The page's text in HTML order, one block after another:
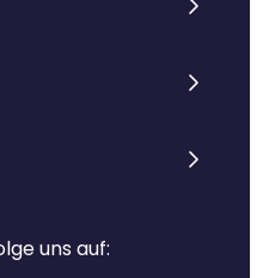
uns auf: